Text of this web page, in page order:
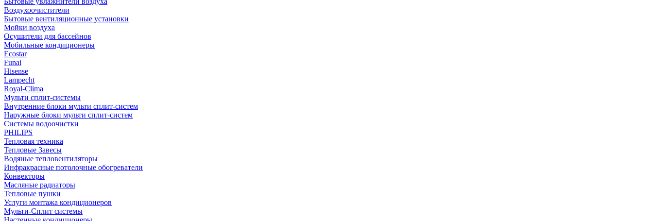
Воздухоочистители
Бытовые вентиляционные установки
Мойки воздуха
Осушители для бассейнов
Мобильные кондиционеры
Ecostar
Funai
Hisense
Lampecht
Royal-Clima
Мульти сплит-системы
Внутренние блоки мульти сплит-систем
Наружные блоки мульти сплит-систем
Системы водоочистки
PHILIPS
Тепловая техника
Тепловые Завесы
Водяные тепловентиляторы
Инфракрасные потолочные обогреватели
Конвекторы
Масляные радиаторы
Тепловые пушки
Услуги монтажа кондиционеров
Мульти-Сплит системы